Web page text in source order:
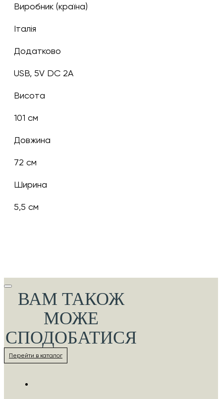
Виробник (країна)
Італія
Додатково
USB, 5V DC 2A
Висота
101 см
Довжина
72 см
Ширина
5,5 см
ВАМ ТАКОЖ
МОЖЕ
СПОДОБАТИСЯ
Перейти в каталог